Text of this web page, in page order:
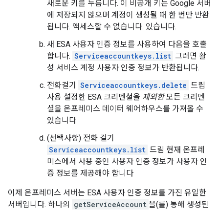
새로운 키를 누릅니다. 이 비공개 키는 Google 서버
에 저장되지 않으며 계정이 생성될 때 한 번만 반환
됩니다. 액세스할 수 없습니다. 있습니다.
새 ESA 사용자 인증 정보를 사용하여 다음을 호출
합니다. Serviceaccountkeys.list 그러면 활
성 서비스 계정 사용자 인증 정보가 반환됩니다.
전화걸기
Serviceaccountkeys.delete 드림
사용 설정한 ESA 크리덴셜을 제외한모든 크리덴
셜을 온프레미스 데이터 웨어하우스를 가져올 수
있습니다
(선택사항) 전화 걸기
Serviceaccountkeys.list 드림 현재 온프레
미스에서 사용 중인 사용자 인증 정보가 사용자 인
증 정보를 제공해야 합니다
이제 온프레미스 서버는 ESA 사용자 인증 정보를 가진 유일한
서버입니다. 하나의
getServiceAccount 을(를) 통해 생성된